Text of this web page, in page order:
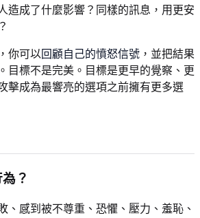
造成了什麼影響？同樣的訊息，用更安
你可以 回顧自己的憤怒信號 ，並把結果
目標不是完美。目標是更早的覺察、更
擊成為最響亮的選項之前擁有更多選
？
、感到被不尊重、恐懼、壓力、羞恥、